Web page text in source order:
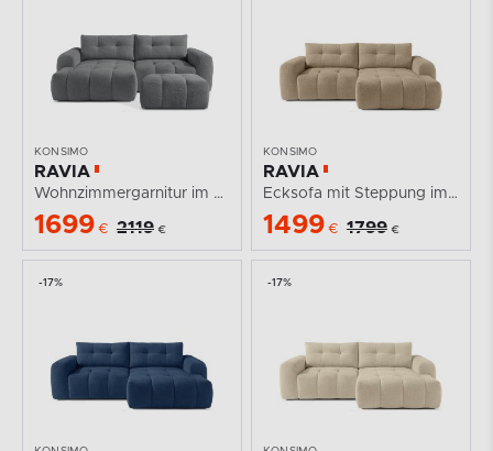
KONSIMO
RAVIA
Wohnzimmergarnitur im Japandi-Stil Boucle dunkelgrau
1699 € 2119 €
KONSIMO
RAVIA
Ecksofa mit Steppung im Japandi-Boucle-Stil rechts...
1499 € 1799 €
-17% -17%